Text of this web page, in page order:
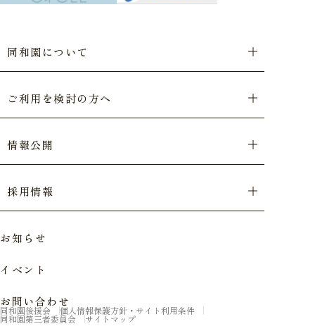
同和園について
ご利用を検討の方へ
情報公開
採用情報
お知らせ
イベント
お問い合わせ
同和園後援会 個人情報保護方針・サイト利用条件
同和園第三者委員会 サイトマップ